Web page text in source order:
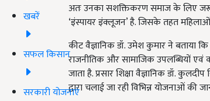
खबरें
सफल किसान
सरकारी योजनाएं
अतः उनका सशक्तिकरण समाज के लिए
‘इंस्पायर इंक्लूजन’ है. जिसके तहत
कीट वैज्ञानिक डॉ. उमेश कुमार ने बताया
राजनीतिक और सामाजिक उपलब्धियों एवं
जाता है. प्रसार शिक्षा वैज्ञानिक डॉ.
द्वारा चलाई जा रही विभिन्न योजनाओं की